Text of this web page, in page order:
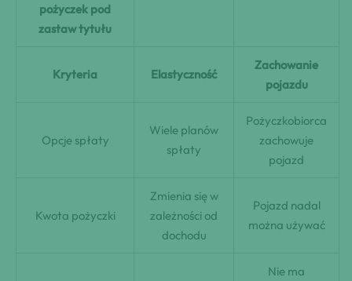
pożyczek pod
zastaw tytułu
Kryteria Elastyczność
Zachowanie
pojazdu
Opcje spłaty
Wiele planów
spłaty
Pożyczkobiorca
zachowuje
pojazd
Kwota pożyczki
Zmienia się w
zależności od
dochodu
Pojazd nadal
można używać
Nie ma